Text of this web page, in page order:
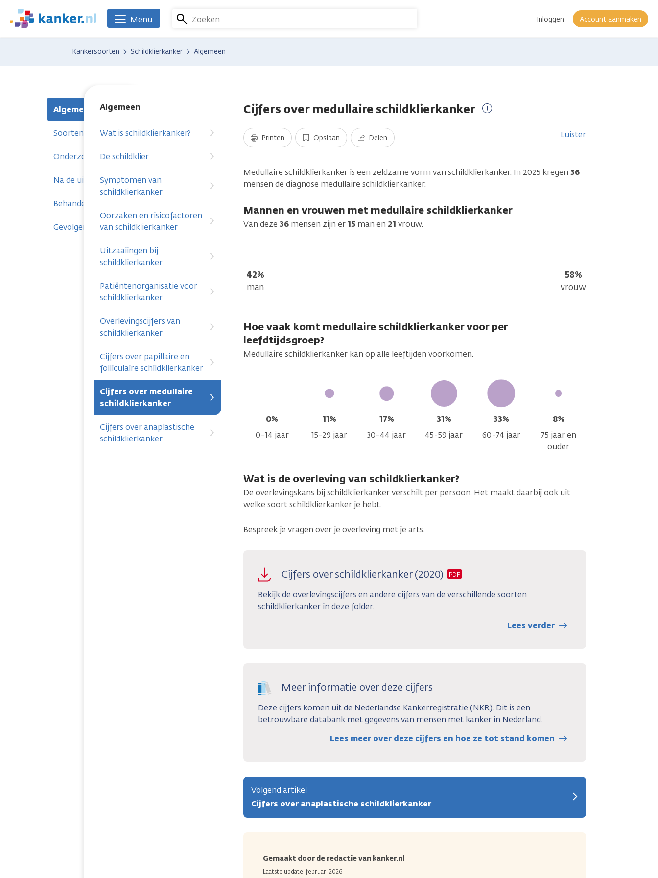
naar
We
zijn
Zoeken Inloggen Account aanmaken
Menu
Kankersoorten Schildklierkanker Algemeen
Algemeen Algemeen
Wat is schildklierkanker?
De schildklier
Symptomen van
schildklierkanker
Oorzaken en risicofactoren
van schildklierkanker
Uitzaaiingen bij
schildklierkanker
Patiëntenorganisatie voor
schildklierkanker
Overlevingscijfers van
schildklierkanker
Cijfers over papillaire en
folliculaire schildklierkanker
Cijfers over medullaire
schildklierkanker
Cijfers over anaplastische
schildklierkanker
Soorten schildklierkanker
Onderzoeken
Na de uitslag
Behandelingen
Gevolgen
Cijfers over medullaire schildklierkanker
Printen Opslaan Delen Luister
Medullaire schildklierkanker is een zeldzame vorm van schildklierkanker. In 2025 kregen 36
mensen de diagnose medullaire schildklierkanker.
Mannen en vrouwen met medullaire schildklierkanker
Van deze 36 mensen zijn er15 man en 21 vrouw.
42%
man
58%
vrouw
Hoe vaak komt medullaire schildklierkanker voor per
leefdtijdsgroep?
Medullaire schildklierkanker kan op alle leeftijden voorkomen.
0%
0-14 jaar
11%
15-29 jaar
17%
30-44 jaar
31%
45-59 jaar
33%
60-74 jaar
8%
75 jaar en
ouder
Wat is de overleving van schildklierkanker?
De overlevingskans bij schildklierkanker verschilt per persoon. Het maakt daarbij ook uit
welke soort schildklierkanker je hebt.
Bespreek je vragen over je overleving met je arts.
Cijfers over schildklierkanker (2020) PDF
Bekijk de overlevingscijfers en andere cijfers van de verschillende soorten
schildklierkanker in deze folder.
Lees verder
Meer informatie over deze cijfers
Deze cijfers komen uit de Nederlandse Kankerregistratie (NKR). Dit is een
betrouwbare databank met gegevens van mensen met kanker in Nederland.
Lees meer over deze cijfers en hoe ze tot stand komen
Volgend artikel
Cijfers over anaplastische schildklierkanker
Gemaakt door de redactie van kanker.nl
Laatste update: februari 2026